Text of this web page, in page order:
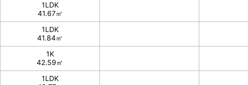
1LDK
41.67㎡
1LDK
41.84㎡
1K
42.59㎡
1LDK